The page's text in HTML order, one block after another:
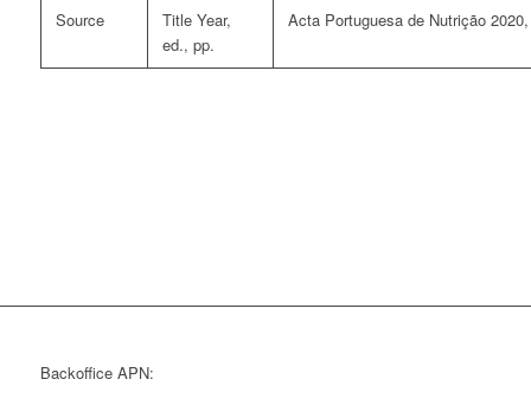
Source
Title Year,
ed., pp.
Acta Portuguesa de Nutrição
Backoffice APN: